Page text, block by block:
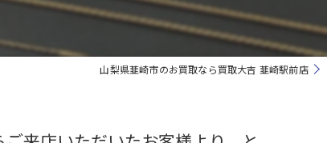
山梨県韮崎市のお買取なら買取大吉 韮崎駅前店